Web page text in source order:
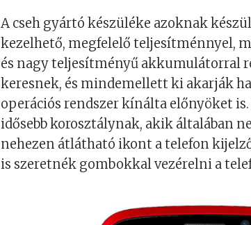
A cseh gyártó készüléke azoknak
kezelhető, megfelelő teljesítménnyel,
és nagy teljesítményű akkumulátorral
keresnek, és mindemellett ki akarják
operációs rendszer kínálta előnyöket
idősebb korosztálynak, akik általában
nehezen átlátható ikont a telefon
is szeretnék gombokkal vezérelni a